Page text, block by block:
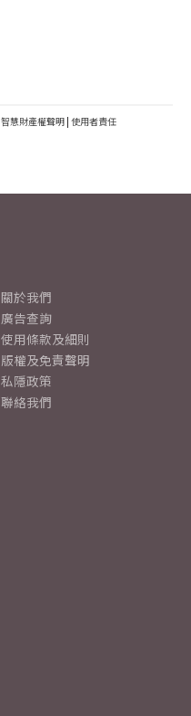
智慧財產權聲明 | 使用者責任
關於我們
廣告查詢
使用條款及細則
版權及免責聲明
私隱政策
聯絡我們